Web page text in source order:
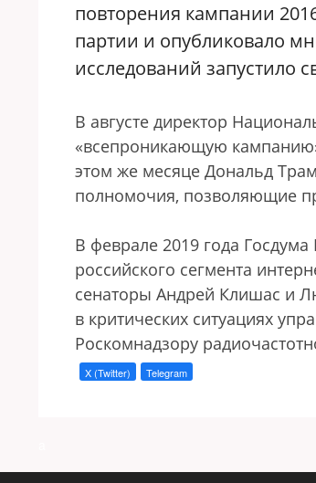
повторения кампании
партии и опубликовало
исследований запустило
В августе директор
«всепроникающую
этом же месяце Дональд
полномочия, позволяющие
В феврале 2019 года Госдума
российского сегмента
сенаторы Андрей Клишас и
в критических ситуациях
Роскомнадзору
X (Twitter) Telegram